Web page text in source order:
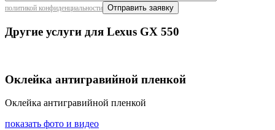
политикой конфиденциальности
Другие услуги для Lexus GX 550
Оклейка антигравийной пленкой
Оклейка антигравийной пленкой
показать фото и видео